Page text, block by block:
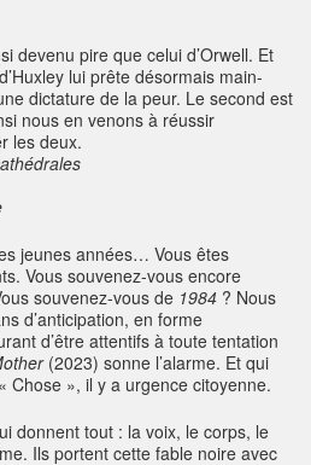
devenu pire que celui d’Orwell. Et
lui prête désormais main-
dictature de la peur. Le second est
nous en venons à réussir
les deux.
jeunes années… Vous êtes
Vous souvenez-vous encore
souvenez-vous de 1984 ? Nous
d’anticipation, en forme
d’être attentifs à toute tentation
(2023) sonne l’alarme. Et qui
Chose », il y a urgence citoyenne.
donnent tout : la voix, le corps, le
Ils portent cette fable noire avec